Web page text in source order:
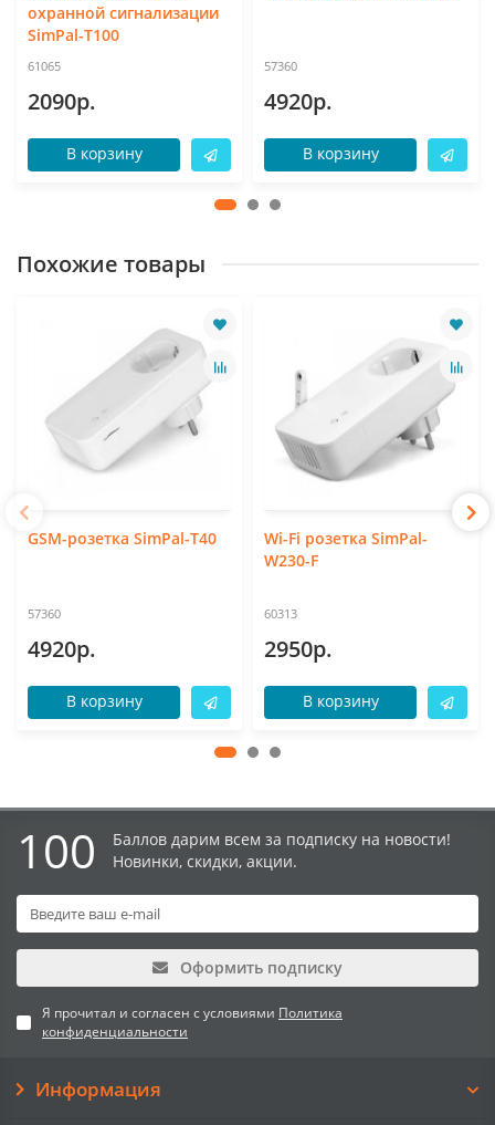
охранной сигнализации
SimPal-T100
61065
2090р.
В корзину
57360
4920р.
В корзину
Похожие товары
GSM-розетка SimPal-T40
57360
4920р.
В корзину
Wi-Fi розетка SimPal-
W230-F
60313
2950р.
В корзину
100
Баллов дарим всем за подписку на новости!
Новинки, скидки, акции.
Оформить подписку
Я прочитал и согласен с условиями Политика
конфиденциальности
Информация